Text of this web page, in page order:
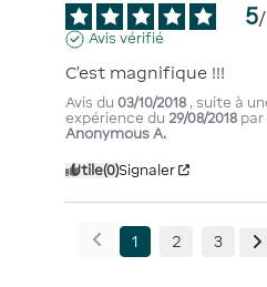
5/
Avis vérifié
C’est magnifique !!!
Avis du03/10/2018 , suite à
expérience du 29/08/2018 par
Anonymous A.
Utile(0)Signaler
1 2 3